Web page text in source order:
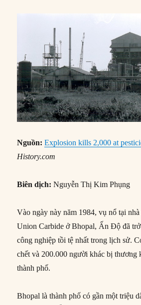
Nguồn:Explosion kills 2,000 at
History.com
Biên dịch: Nguyễn Thị Kim Phụng
Vào ngày này năm 1984, vụ nổ tại
Union Carbide ở Bhopal, Ấn Độ đã trở
công nghiệp tồi tệ nhất trong lịch sử.
chết và 200.000 người khác bị thương
thành phố.
Bhopal là thành phố có gần một triệu